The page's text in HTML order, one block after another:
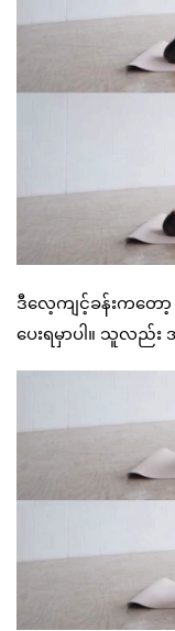
ဒီလေ့ကျင့်ခန်းကတော့
ပေးရမှာပါ။ သူလည်း